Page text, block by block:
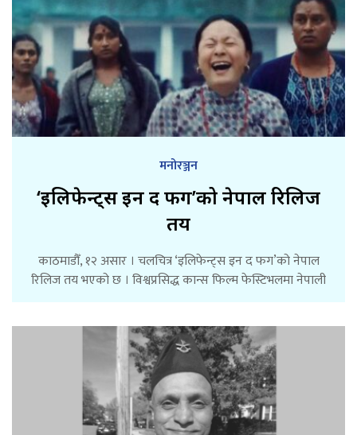
मनोरञ्जन
‘इलिफेन्ट्स इन द फग’को नेपाल रिलिज
तय
काठमाडौँ, १२ असार । चलचित्र ‘इलिफेन्ट्स इन द फग’को नेपाल
रिलिज तय भएको छ । विश्वप्रसिद्ध कान्स फिल्म फेस्टिभलमा नेपाली